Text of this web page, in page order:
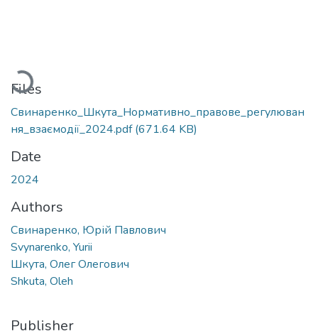
Loading...
Files
Свинаренко_Шкута_Нормативно_правове_регулюван
ня_взаємодії_2024.pdf(671.64 KB)
Date
2024
Authors
Свинаренко, Юрій Павлович
Svynarenko, Yurii
Шкута, Олег Олегович
Shkuta, Oleh
Publisher